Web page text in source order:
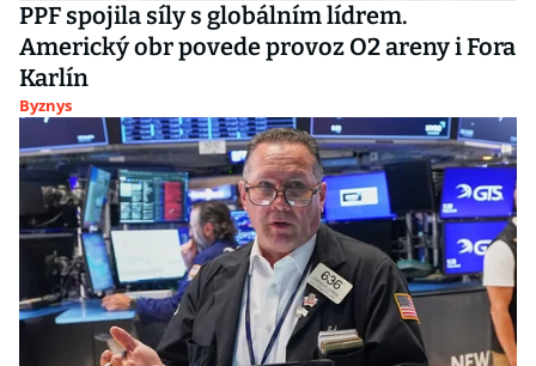
PPF spojila síly s globálním lídrem.
Americký obr povede provoz O2 areny i Fora
Karlín
Byznys